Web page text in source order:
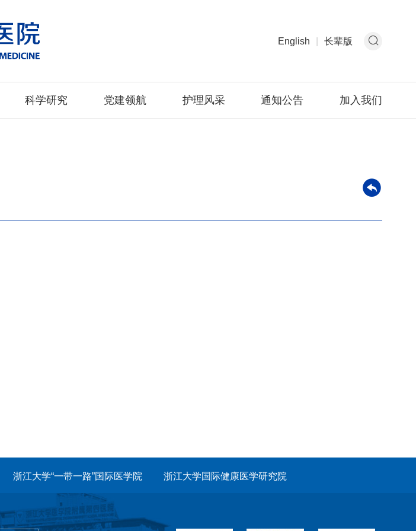
English 长辈版
科学研究 党建领航 护理风采 通知公告 加入我们
浙江大学“一带一路”国际医学院 浙江大学国际健康医学研究院